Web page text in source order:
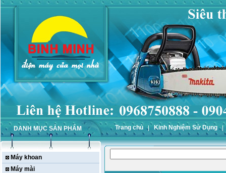
DANH MỤC SẢN PHẨM Trang chủ Kinh Nghiệm Sử Dụng
Máy khoan
Máy mài